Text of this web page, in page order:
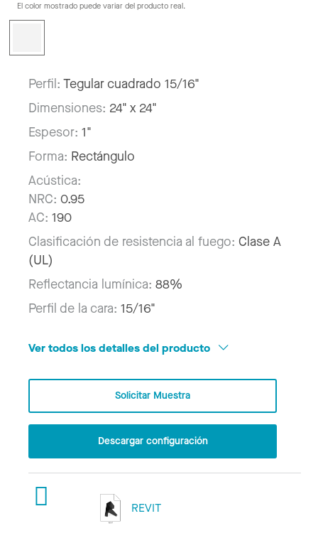
El color mostrado puede variar del producto real.
Perfil: Tegular cuadrado 15/16"
Dimensiones: 24" x 24"
Espesor: 1"
Forma: Rectángulo
Acústica:
NRC: 0.95
AC: 190
Clasificación de resistencia al fuego: Clase A
(UL)
Reflectancia lumínica: 88%
Perfil de la cara: 15/16"
Ver todos los detalles del producto
Solicitar Muestra
Descargar configuración
REVIT